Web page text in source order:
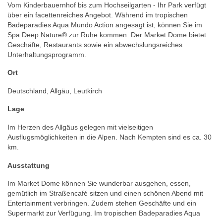
Vom Kinderbauernhof bis zum Hochseilgarten - Ihr Park verfügt
über ein facettenreiches Angebot. Während im tropischen
Badeparadies Aqua Mundo Action angesagt ist, können Sie im
Spa Deep Nature® zur Ruhe kommen. Der Market Dome bietet
Geschäfte, Restaurants sowie ein abwechslungsreiches
Unterhaltungsprogramm.
Ort
Deutschland, Allgäu, Leutkirch
Lage
Im Herzen des Allgäus gelegen mit vielseitigen
Ausflugsmöglichkeiten in die Alpen. Nach Kempten sind es ca. 30
km.
Ausstattung
Im Market Dome können Sie wunderbar ausgehen, essen,
gemütlich im Straßencafé sitzen und einen schönen Abend mit
Entertainment verbringen. Zudem stehen Geschäfte und ein
Supermarkt zur Verfügung. Im tropischen Badeparadies Aqua